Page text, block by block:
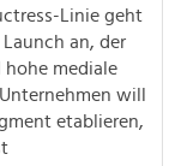
Linie geht
an, der
hohe mediale
will
etablieren,